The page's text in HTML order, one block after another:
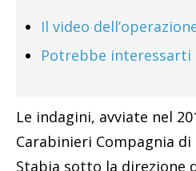
Il video
Potrebbe interessarti
Le indagini, avviate nel
Carabinieri Compagnia
Stabia sotto la direzione